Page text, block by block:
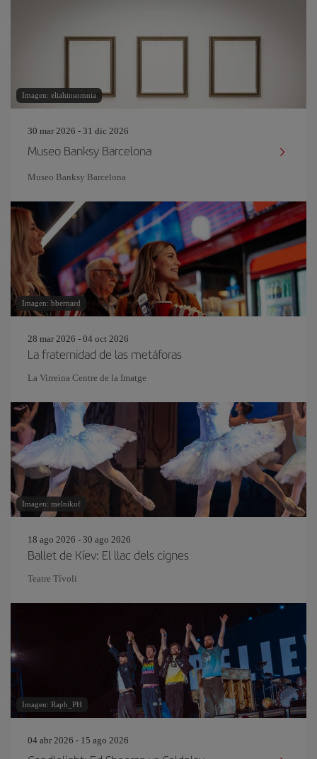
Imagen: eliahinsomnia
30 mar 2026 - 31 dic 2026
Museo Banksy Barcelona
Museo Banksy Barcelona
Imagen: bbernard
28 mar 2026 - 04 oct 2026
La fraternidad de las metáforas
La Virreina Centre de la Imatge
Imagen: melnikof
18 ago 2026 - 30 ago 2026
Ballet de Kíev: El llac dels cignes
Teatre Tívoli
Imagen: Raph_PH
04 abr 2026 - 15 ago 2026